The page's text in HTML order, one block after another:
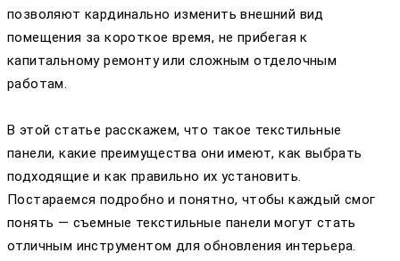
позволяют кардинально изменить внешний вид
помещения за короткое время, не прибегая к
капитальному ремонту или сложным отделочным
работам.
В этой статье расскажем, что такое текстильные
панели, какие преимущества они имеют, как выбрать
подходящие и как правильно их установить.
Постараемся подробно и понятно, чтобы каждый смог
понять — съемные текстильные панели могут стать
отличным инструментом для обновления интерьера.